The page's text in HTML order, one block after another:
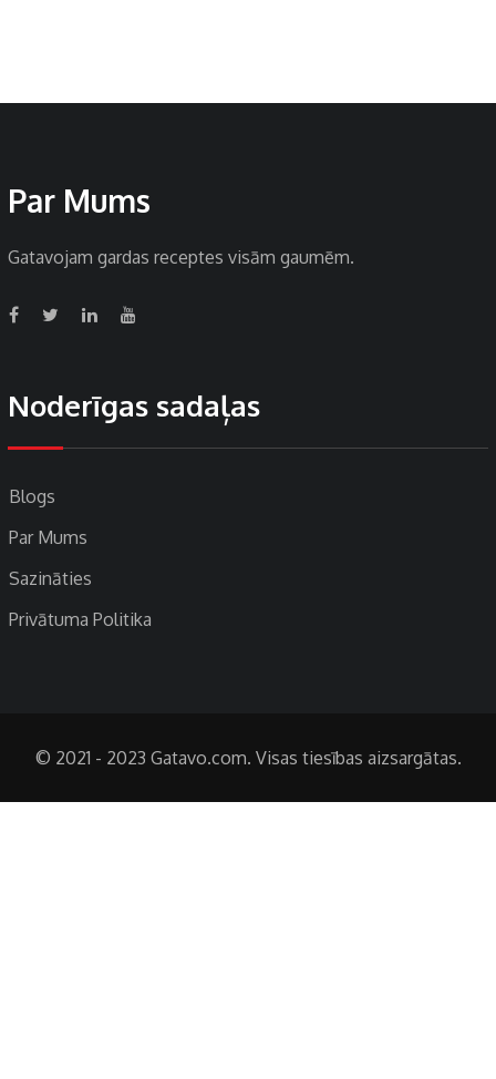
Par Mums
Gatavojam gardas receptes visām gaumēm.
Noderīgas sadaļas
Blogs
Par Mums
Sazināties
Privātuma Politika
© 2021 - 2023 Gatavo.com. Visas tiesības aizsargātas.